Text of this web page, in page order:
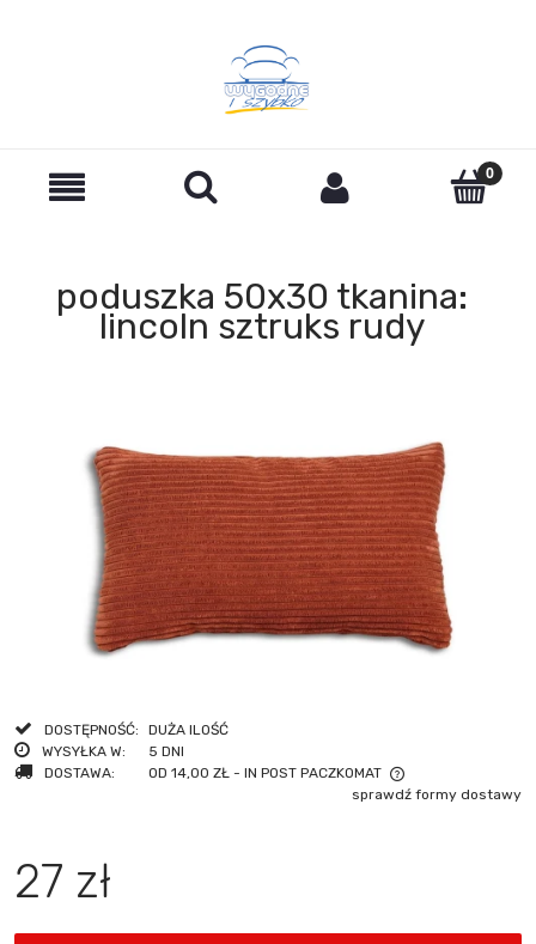
poduszka 50x30 tkanina:
lincoln sztruks rudy
DOSTĘPNOŚĆ:
DUŻA ILOŚĆ
WYSYŁKA W:
5 DNI
DOSTAWA:
OD 14,00 ZŁ - IN POST PACZKOMAT
CENA NIE ZAWIERA EWENTUALNYCH KOSZTÓW PŁATNOŚCI
sprawdź formy dostawy
27 zł